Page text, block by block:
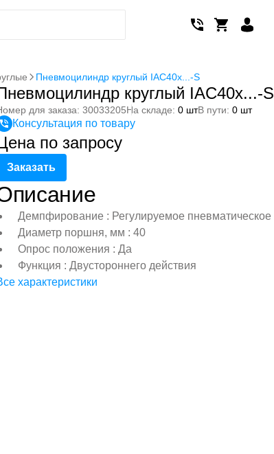
Пневмоцилиндр круглый IAC40x...-S
круглый IAC40x...-S
для заказа: 30033205На складе: 0 штВ пути: 0 шт
Консультация по товару
по запросу
Заказать
Демпфирование : Регулируемое пневматическое
Диаметр поршня, мм : 40
Опрос положения : Да
Функция : Двустороннего действия
характеристики